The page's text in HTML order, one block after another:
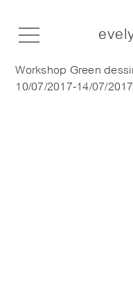
Workshop Green
10/07/2017-14/07/2017